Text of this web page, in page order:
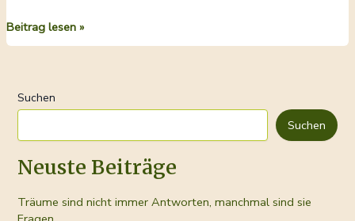
Wie
man
behandelt
und
loswird
Beitrag lesen »
Suchen
Suchen
Neuste Beiträge
Träume sind nicht immer Antworten, manchmal sind sie